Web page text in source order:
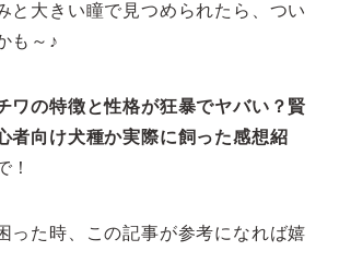
と大きい瞳で見つめられたら、つい
も～♪
ワの特徴と性格が狂暴でヤバい？賢
者向け犬種か実際に飼った感想紹
！
った時、この記事が参考になれば嬉